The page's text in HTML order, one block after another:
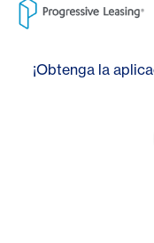
¡Obtenga la